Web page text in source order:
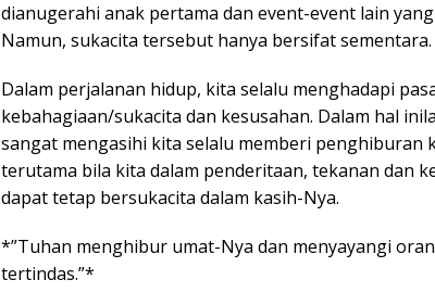
dianugerahi anak pertama dan event-event lain
Namun, sukacita tersebut hanya bersifat sementara.
Dalam perjalanan hidup, kita selalu menghadapi
kebahagiaan/sukacita dan kesusahan. Dalam hal
sangat mengasihi kita selalu memberi penghiburan
terutama bila kita dalam penderitaan, tekanan dan
dapat tetap bersukacita dalam kasih-Nya.
*”Tuhan menghibur umat-Nya dan menyayangi
tertindas.”*